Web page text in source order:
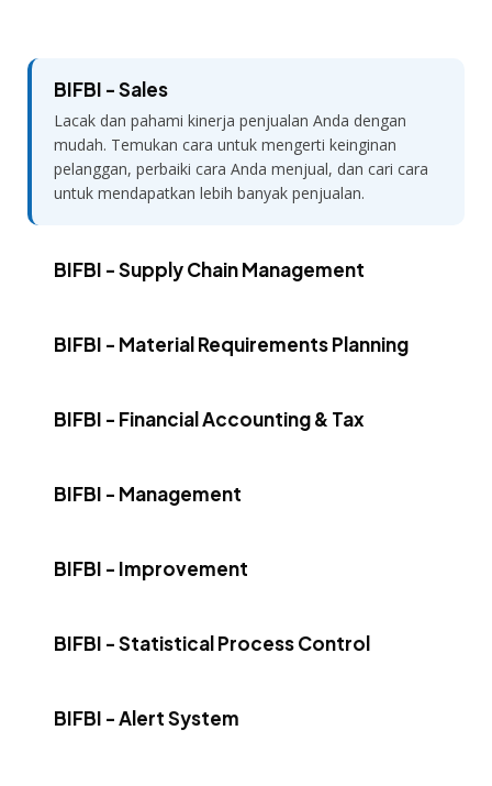
BIFBI - Sales
Lacak dan pahami kinerja penjualan Anda dengan
mudah. Temukan cara untuk mengerti keinginan
pelanggan, perbaiki cara Anda menjual, dan cari cara
untuk mendapatkan lebih banyak penjualan.
BIFBI - Supply Chain Management
BIFBI - Material Requirements Planning
BIFBI - Financial Accounting & Tax
BIFBI - Management
BIFBI - Improvement
BIFBI - Statistical Process Control
BIFBI - Alert System